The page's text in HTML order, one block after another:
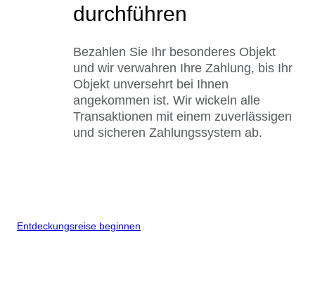
durchführen
Bezahlen Sie Ihr besonderes Objekt
und wir verwahren Ihre Zahlung, bis Ihr
Objekt unversehrt bei Ihnen
angekommen ist. Wir wickeln alle
Transaktionen mit einem zuverlässigen
und sicheren Zahlungssystem ab.
Entdeckungsreise beginnen